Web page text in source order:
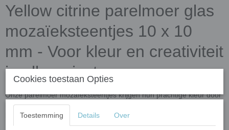
Yellow citrine parelmoer glas
mozaïeksteentjes 10 x 10
mm - Voor kleur en creativiteit
in elk project
Onze parelmoer mozaïeksteentjes krijgen hun prachtige kleur door
het glas te mengen met mineraal. Naderhand worden de steentjes
bewerkt zodat de permante paremoer oppervlak krijgen.
Cookies toestaan Opties
Toestemming Details Over